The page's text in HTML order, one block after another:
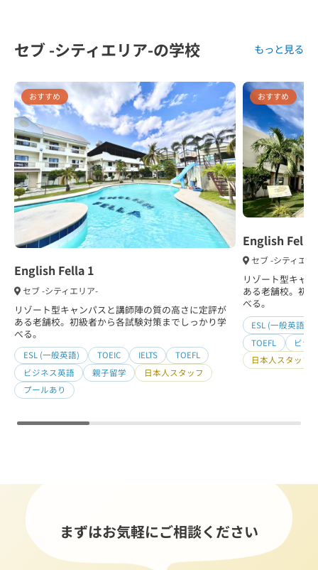
セブ -シティエリア-の学校 もっと見る
おすすめ
English Fella 1
セブ -シティエリア-
リゾート型キャンパスと講師陣の質の高さに定評が
ある老舗校。初級者から各試験対策までしっかり学
べる。
ESL (一般英語) TOEIC IELTS
TOEFL
ビジネス英語
親子留学
日本人スタッフ
プールあり
おすすめ
English Fella
セブ -シティエリ
リゾート型キャ
ある老舗校。初
べる。
ESL (一般英語)
TOEFL
ビジ
日本人スタッフ
まずはお気軽にご相談ください